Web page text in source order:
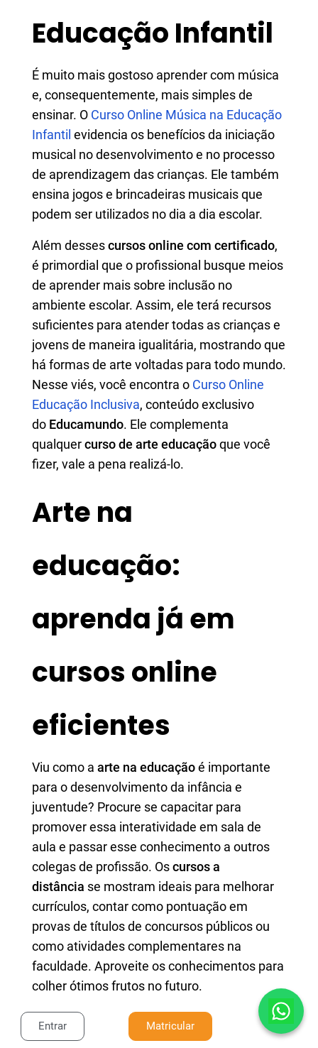
Educação Infantil
​​​​​​​É muito mais gostoso aprender com música
e, consequentemente, mais simples de
ensinar. O Curso Online Música na Educação
Infantil evidencia os benefícios da iniciação
musical no desenvolvimento e no processo
de aprendizagem das crianças. Ele também
ensina jogos e brincadeiras musicais que
podem ser utilizados no dia a dia escolar.
Além dessescursos online com certificado,
é primordial que o profissional busque meios
de aprender mais sobre inclusão no
ambiente escolar. Assim, ele terá recursos
suficientes para atender todas as crianças e
jovens de maneira igualitária, mostrando que
há formas de arte voltadas para todo mundo.
Nesse viés, você encontra o Curso Online
Educação Inclusiva, conteúdo exclusivo
do Educamundo. Ele complementa
qualquercurso de arte educaçãoque você
fizer, vale a pena realizá-lo.
Arte na
educação:
aprenda já em
cursos online
eficientes
Viu como a arte na educaçãoé importante
para o desenvolvimento da infância e
juventude? Procure se capacitar para
promover essa interatividade em sala de
aula e passar esse conhecimento a outros
colegas de profissão. Oscursos a
distância se mostram ideais para melhorar
currículos, contar como pontuação em
provas de títulos de concursos públicos ou
como atividades complementares na
faculdade. Aproveite os conhecimentos para
colher ótimos frutos no futuro.
Se você gostou de nossas sugestões e quer
correr atrás de uma formação mais
Entrar Matricular